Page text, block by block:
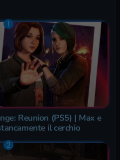
Reunion (PS5) | Max e
il cerchio